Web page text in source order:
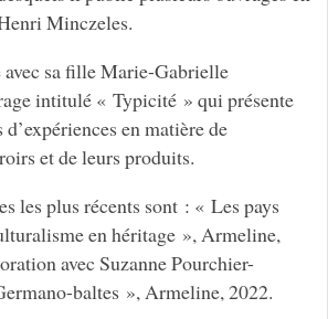
Minczeles.
sa fille Marie-Gabrielle
intitulé « Typicité » qui présente
en matière de
et de leurs produits.
les plus récents sont : « Les pays
en héritage », Armeline,
avec Suzanne Pourchier-
baltes », Armeline, 2022.